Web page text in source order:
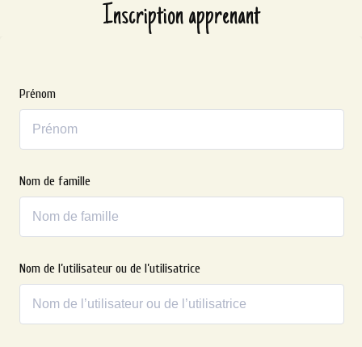
Inscription apprenant
Prénom
Nom de famille
Nom de l’utilisateur ou de l’utilisatrice